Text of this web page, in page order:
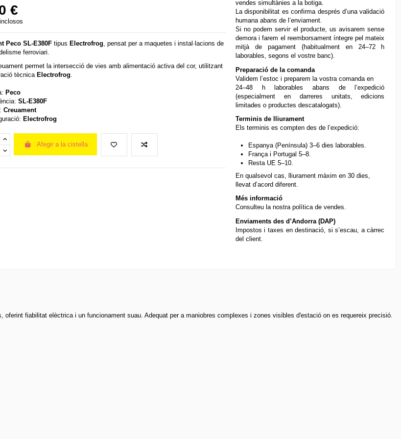
€
Peco SL-E380Ftipus Electrofrog , pensat per a maquetes i instal·lacions de
ferroviari.
permet la intersecció de vies amb alimentació activa del cor, utilitzant
tècnica Electrofrog.
Peco
SL-E380F
Creuament
Electrofrog
Afegir a la cistella
vendes simultànies a la botiga.
La disponibilitat es confirma després d’una validació
humana abans de l’enviament.
Si no podem servir el producte, us avisarem sense
demora i farem el reemborsament íntegre pel mateix
mitjà de pagament (habitualment en 24–72 h
laborables, segons el vostre banc).
Preparació de la comanda
Validem l’estoc i preparem la vostra comanda en
24–48 h laborables abans de l’expedició
(especialment en darreres unitats, edicions
limitades o productes descatalogats).
Terminis de lliurament
Els terminis es compten des de l’expedició:
Espanya (Península) 3–6 dies laborables.
França i Portugal 5–8.
Resta UE 5–10.
En qualsevol cas, lliurament màxim en 30 dies,
llevat d’acord diferent.
Més informació
Consulteu la nostra política de vendes.
Enviaments des d’Andorra (DAP)
Impostos i taxes en destinació, si s’escau, a càrrec
del client.
fiabilitat elèctrica i un funcionament suau. Adequat per a maniobres complexes i zones visibles d'estació on es requereix precisió.